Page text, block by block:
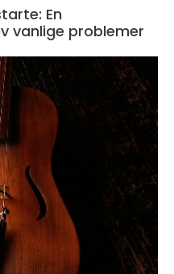
En
vanlige problemer